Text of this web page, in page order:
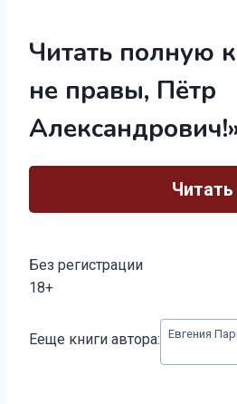
Читать полную
не правы, Пётр
Читать
Без регистрации
18+
записи:
Ееще книги автора: Евгения